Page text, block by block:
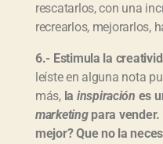
rescatarlos, con una
recrearlos, mejorarlos,
6.- Estimula la
leíste en alguna nota
más, la inspiración es
marketingpara vender.
mejor? Que no la